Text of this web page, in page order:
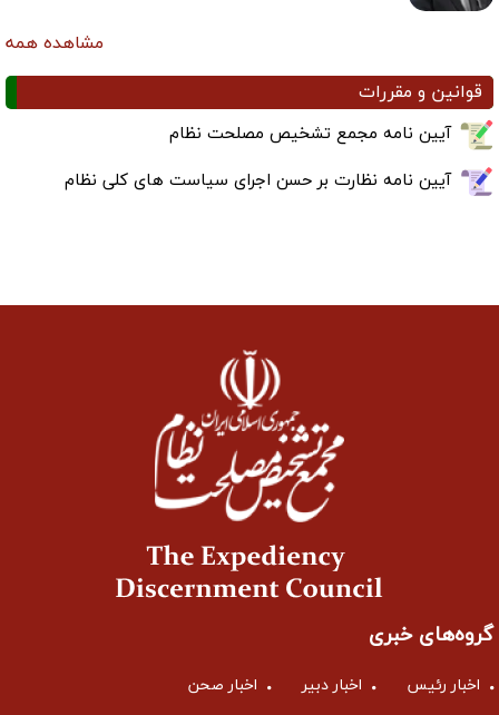
مشاهده همه
قوانین و مقررات
آیین نامه مجمع تشخیص مصلحت نظام
آیین نامه نظارت بر حسن اجرای سیاست های کلی نظام
گروه‌های خبری
اخبار رئیس اخبار دبیر اخبار صحن